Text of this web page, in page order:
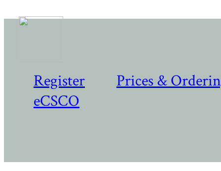
Register
Prices &
eCSCO